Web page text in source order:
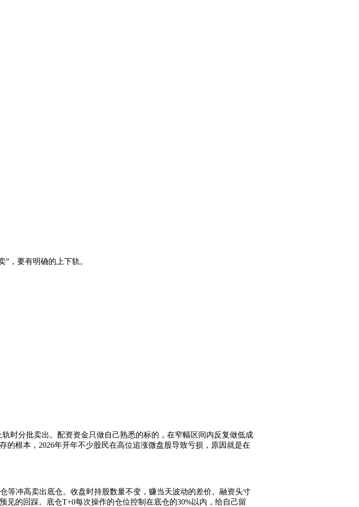
，要有明确的上下轨。
时分批卖出。配资资金只做自己熟悉的标的，在窄幅区间内反复做低成
的根本，2026年开年不少股民在高位追涨微盘股导致亏损，原因就是在
等冲高卖出底仓。收盘时持股数量不变，赚当天波动的差价。融资头寸
见的回踩。底仓T+0每次操作的仓位控制在底仓的30%以内，给自己留